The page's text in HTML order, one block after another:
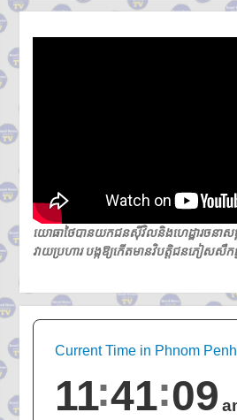
យោធាថៃបានយកជនស៊ីវិលនិងហេដ្ឋារចនាសម្
វាយប្រហារ បង្កឱ្យកើតមានវិបត្តិជនភៀសសឹកធ្
Current Time in Phnom Penh
11 41 10